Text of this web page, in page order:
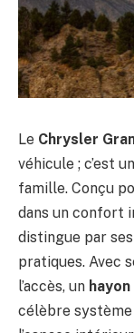
Le Chrysler
véhicule ; c’est
famille. Conçu
dans un confort
distingue par
pratiques. Avec
l’accès, un
célèbre système